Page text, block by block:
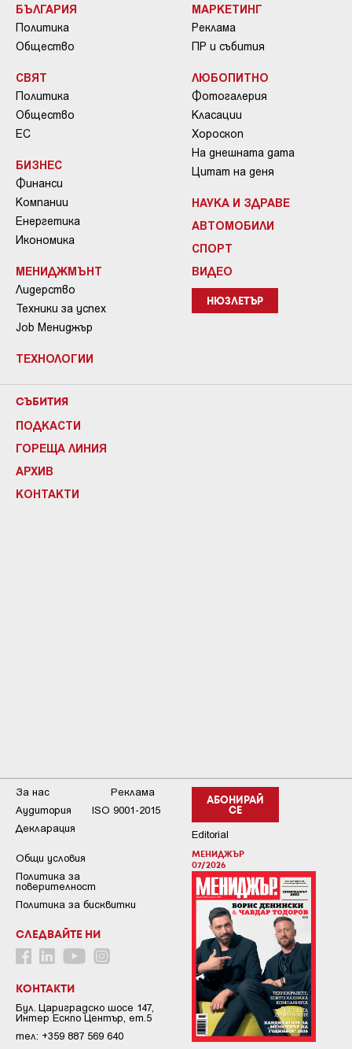
БЪЛГАРИЯ
Политика
Общество
СВЯТ
Политика
Общество
ЕС
БИЗНЕС
Финанси
Компании
Енергетика
Икономика
МЕНИДЖМЪНТ
Лидерство
Техники за успех
Job Мениджър
ТЕХНОЛОГИИ
МАРКЕТИНГ
Реклама
ПР и събития
ЛЮБОПИТНО
Фотогалерия
Класации
Хороскоп
На днешната дата
Цитат на деня
НАУКА И ЗДРАВЕ
АВТОМОБИЛИ
СПОРТ
ВИДЕО
НЮЗЛЕТЪР
СЪБИТИЯ
ПОДКАСТИ
ГОРЕЩА ЛИНИЯ
АРХИВ
КОНТАКТИ
АБОНИРАЙ
СЕ
Editorial
МЕНИДЖЪР
07/2026
За нас
Реклама
Аудитория
ISO 9001-2015
Декларация
Общи условия
Пoлитикa зa
пoвepитeлнocт
Политика за бисквитки
СЛЕДВАЙТЕ НИ
КОНТАКТИ
Бул. Цариградско шосе 147,
Интер Ескпо Център, ет.5
тел: +359 887 569 640